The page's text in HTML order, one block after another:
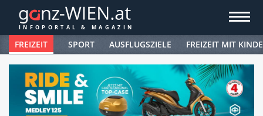
FREIZEIT SPORT AUSFLUGSZIELE FREIZEIT MIT